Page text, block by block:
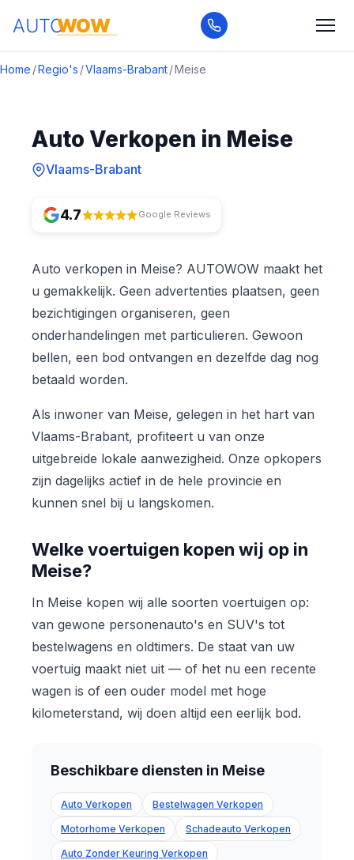
Home /Regio's /Vlaams-Brabant/Meise
Auto Verkopen in Meise
Vlaams-Brabant
4.7 Google Reviews
Auto verkopen in Meise? AUTOWOW maakt het
u gemakkelijk. Geen advertenties plaatsen, geen
bezichtigingen organiseren, geen
onderhandelingen met particulieren. Gewoon
bellen, een bod ontvangen en dezelfde dag nog
betaald worden.
Als inwoner van Meise, gelegen in het hart van
Vlaams-Brabant, profiteert u van onze
uitgebreide lokale aanwezigheid. Onze opkopers
zijn dagelijks actief in de hele provincie en
kunnen snel bij u langskomen.
Welke voertuigen kopen wij op in
Meise?
In Meise kopen wij alle soorten voertuigen op:
van gewone personenauto's en SUV's tot
bestelwagens en oldtimers. De staat van uw
voertuig maakt niet uit — of het nu een recente
wagen is of een ouder model met hoge
kilometerstand, wij doen altijd een eerlijk bod.
Beschikbare diensten in Meise
Auto Verkopen Bestelwagen Verkopen
Motorhome Verkopen Schadeauto Verkopen
Auto Zonder Keuring Verkopen